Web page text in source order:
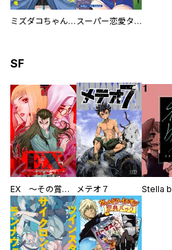
ミズダコちゃんからは逃げられない！ スーパー恋愛タイム！～現場でドＳな彼女は自宅でデレる～
SF
EX ～その賞金稼ぎは、世界の出口を探す～【単行本版】 メテオ７